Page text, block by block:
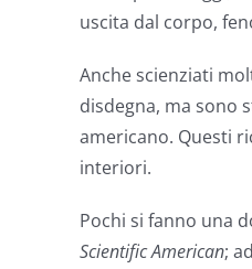
uscita dal corpo,
Anche scienziati
disdegna, ma sono
americano. Questi
interiori.
Pochi si fanno una
Scientific American;